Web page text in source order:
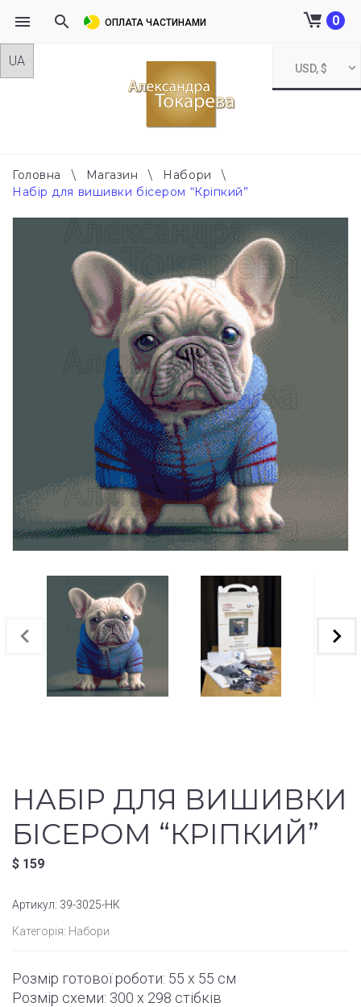
Skip
USD, $
0
ОПЛАТА ЧАСТИНАМИ
Головна \ Магазин \ Набори
\
Набір для вишивки бісером “Кріпкий”
НАБІР ДЛЯ ВИШИВКИ
БІСЕРОМ “КРІПКИЙ”
$ 159
Артикул: 39-3025-НК
Категорія: Набори
Розмір готової роботи: 55 x 55 см
Розмір схеми: 300 x 298 стібків